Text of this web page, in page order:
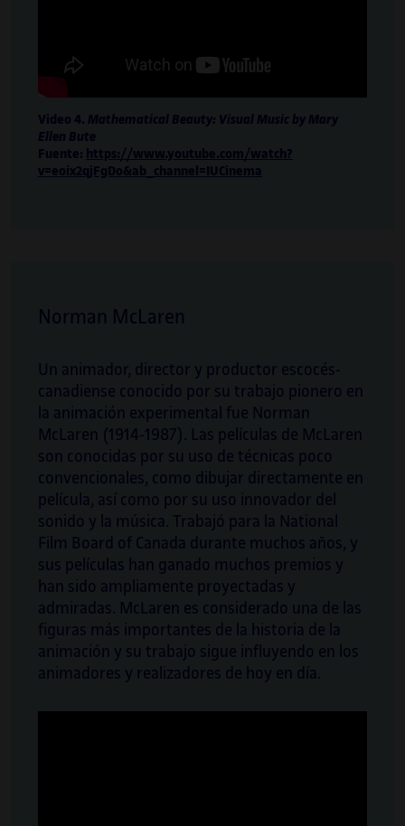
Video 4. Mathematical Beauty: Visual Music by Mary
Ellen Bute
Fuente: https://www.youtube.com/watch?
v=eoix2qjFgDo&ab_channel=IUCinema
Norman McLaren
Un animador, director y productor escocés-
canadiense conocido por su trabajo pionero en
la animación experimental fue Norman
McLaren (1914-1987). Las películas de McLaren
son conocidas por su uso de técnicas poco
convencionales, como dibujar directamente en
película, así como por su uso innovador del
sonido y la música. Trabajó para la National
Film Board of Canada durante muchos años, y
sus películas han ganado muchos premios y
han sido ampliamente proyectadas y
admiradas. McLaren es considerado una de las
figuras más importantes de la historia de la
animación y su trabajo sigue influyendo en los
animadores y realizadores de hoy en día.
de NEO, el programa de arte, ciencia,
tecnología y sociedad de Cosmocaixa, y
comisaria del programa de arte y ciencia de la
primera y la segunda ediciones de la Bienal
Ciudad y Ciencia de Barcelona (2019 y 2021),
impulsada por el ICUB.